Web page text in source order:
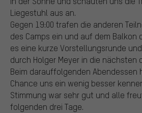
Liegestuhl aus an.
Gegen 19:00 trafen die anderen
des Camps ein und auf dem Balkon
es eine kurze Vorstellungsrunde
durch Holger Meyer in die nächsten
Beim darauffolgenden Abendessen
Chance uns ein wenig besser
Stimmung war sehr gut und alle
folgenden drei Tage.